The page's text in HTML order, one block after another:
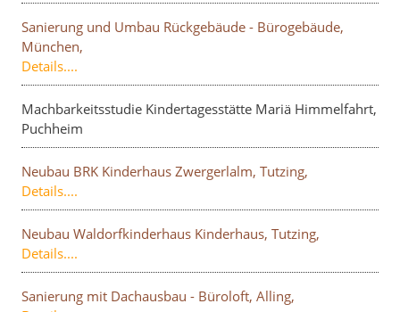
Sanierung und Umbau Rückgebäude - Bürogebäude,
München,
Details....
Machbarkeitsstudie Kindertagesstätte Mariä Himmelfahrt,
Puchheim
Neubau BRK Kinderhaus Zwergerlalm, Tutzing,
Details....
Neubau Waldorfkinderhaus Kinderhaus, Tutzing,
Details....
Sanierung mit Dachausbau - Büroloft, Alling,